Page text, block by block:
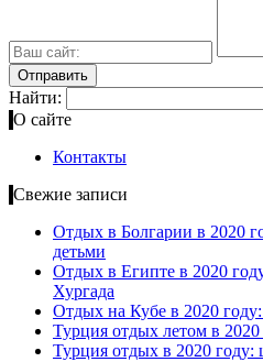
Найти:
О сайте
Контакты
Свежие записи
Отдых в Болгарии в 2020
детьми
Отдых в Египте в 2020
Хургада
Отдых на Кубе в 2020
Турция отдых летом в
Турция отдых в 2020 году: